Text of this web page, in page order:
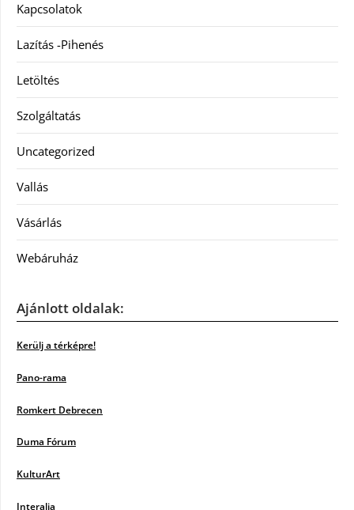
Kapcsolatok
Lazítás -Pihenés
Letöltés
Szolgáltatás
Uncategorized
Vallás
Vásárlás
Webáruház
Ajánlott oldalak:
Kerülj a térképre!
Pano-rama
Romkert Debrecen
Duma Fórum
KulturArt
Interalia